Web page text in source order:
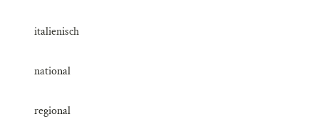
italienisch
national
regional